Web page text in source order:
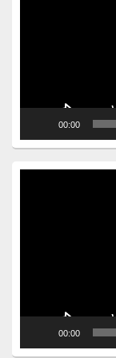
00:00
00:00